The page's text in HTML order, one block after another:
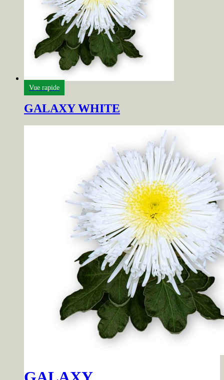
Vue rapide
GALAXY WHITE